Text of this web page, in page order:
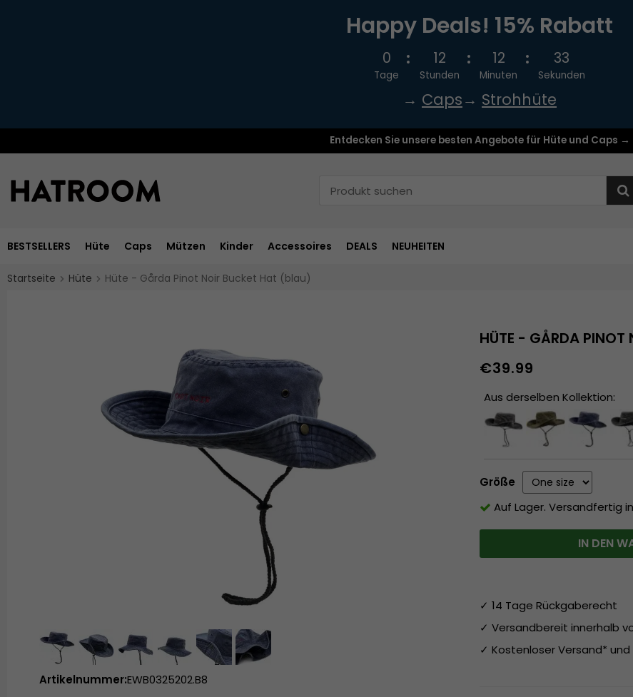
Happy Deals! 15% Rabatt
0
Tage
12
Stunden
12
Minuten
32
Sekunden
→ Caps→ Strohhüte
Entdecken Sie unsere besten Angebote für Hüte und Caps →
BESTSELLERS Hüte Caps Mützen Kinder Accessoires DEALS NEUHEITEN
Startseite Hüte Hüte - Gårda Pinot Noir Bucket Hat (blau)
HÜTE - GÅRDA PINOT
€39.99
Aus derselben Kollektion:
Größe
Auf Lager. Versandfertig
IN DEN
✓ 14 Tage Rückgaberecht
✓ Versandbereit innerhalb
✓ Kostenloser Versand* und
Artikelnummer:EWB0325202.B8